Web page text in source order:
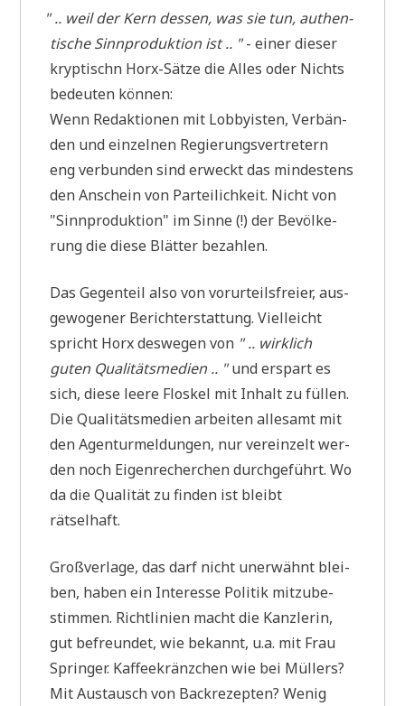
".. weil der Kern des­sen, was sie tun, authen­
ti­sche Sinn­pro­duk­ti­on ist .. "- einer die­ser
kryp­tischn Horx-Sät­ze die Alles oder Nichts
bedeu­ten können:
Wenn Redak­tio­nen mit Lob­by­isten, Ver­bän­
den und ein­zel­nen Regie­rungs­ver­tre­tern
eng ver­bun­den sind erweckt das min­de­stens
den Anschein von Par­tei­lich­keit. Nicht von
"Sinn­pro­duk­ti­on" im Sin­ne (!) der Bevöl­ke­
rung die die­se Blät­ter bezahlen.
Das Gegen­teil also von vor­ur­teils­frei­er, aus­
ge­wo­ge­ner Bericht­erstat­tung. Viel­leicht
spricht Horx des­we­gen von " .. wirk­lich
guten Quali­tätsmedien .. "und erspart es
sich, die­se lee­re Flos­kel mit Inhalt zu fül­len.
Die Qua­li­täts­me­di­en arbei­ten alle­samt mit
den Agen­tur­mel­dun­gen, nur ver­ein­zelt wer­
den noch Eigen­re­cher­chen durch­ge­führt. Wo
da die Qua­li­tät zu fin­den ist bleibt
rätselhaft.
Groß­ver­la­ge, das darf nicht uner­wähnt blei­
ben, haben ein Inter­es­se Poli­tik mit­zu­be­
stim­men. Richt­li­ni­en macht die Kanz­le­rin,
gut befreun­det, wie bekannt, u.a. mit Frau
Sprin­ger. Kaf­fee­kränz­chen wie bei Mül­lers?
Mit Aus­tausch von Back­re­zep­ten? Wenig